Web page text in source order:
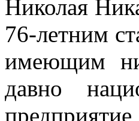
Николая
76-летним
имеющим
давно